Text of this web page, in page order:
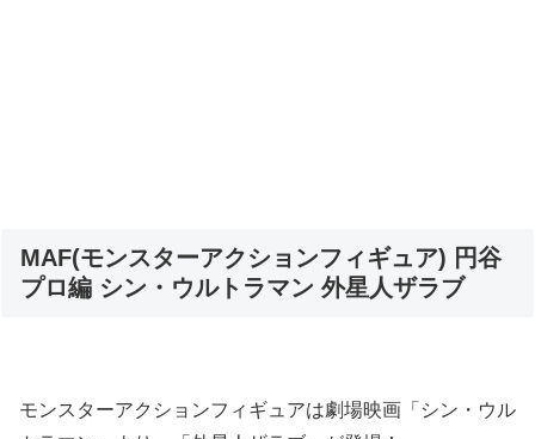
MAF(モンスターアクションフィギュア) 円谷
プロ編 シン・ウルトラマン 外星人ザラブ
モンスターアクションフィギュアは劇場映画「シン・ウル